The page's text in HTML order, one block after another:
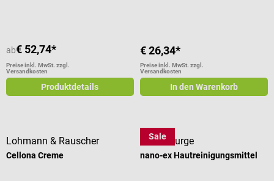
ab€ 52,74*
Preise inkl. MwSt. zzgl.
Versandkosten
Produktdetails
€ 26,34*
Preise inkl. MwSt. zzgl.
Versandkosten
In den Warenkorb
Lohmann & Rauscher
Cellona Creme
Sale
DermaPurge
nano-ex Hautreinigungsmittel